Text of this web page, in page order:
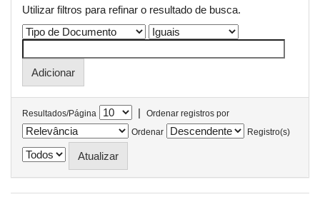
Utilizar filtros para refinar o resultado de busca.
Resultados/Página |
Ordenar registros por
Ordenar
Registro(s)